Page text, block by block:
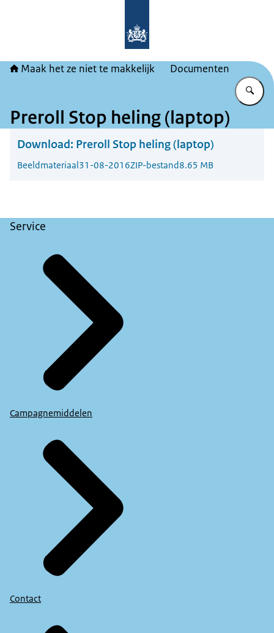
Maak het ze niet te makkelijk Documenten
Preroll Stop heling (laptop)
Download: Preroll Stop heling (laptop)
Beeldmateriaal31-08-2016ZIP-bestand8.65 MB
Service
Campagnemiddelen
Contact